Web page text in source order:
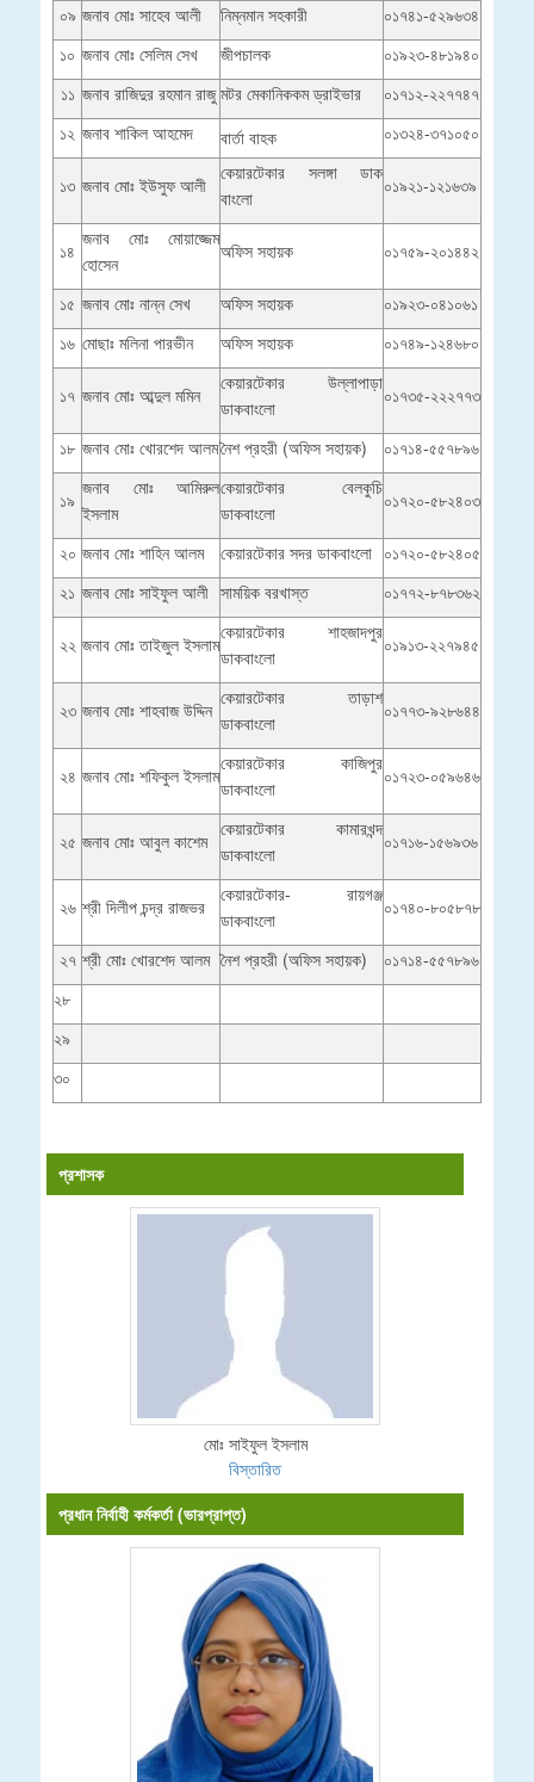
০৯ জনাব মোঃ সাহেব আলী নিম্নমান সহকারী
০১৭৪১-৫২৯৬৩৪
১০ জনাব মোঃ সেলিম সেখ জীপচালক
০১৯২৩-৪৮১৯৪০
১১ জনাব রাজিদুর রহমান রাজু মটর মেকানিককম ড্রাইভার
০১৭১২-২২৭৭৪৭
১২ জনাব শাকিল আহমেদ বার্তা বাহক ০১৩২৪-৩৭১০৫০
১৩ জনাব মোঃ ইউসুফ আলী
কেয়ারটেকার সলঙ্গা ডাক
বাংলো
০১৯২১-১২১৬৩৯
১৪
জনাব মোঃ মোয়াজ্জেম
হোসেন
অফিস সহায়ক ০১৭৫৯-২০১৪৪২
১৫ জনাব মোঃ নান্ন সেখ অফিস সহায়ক
০১৯২৩-০৪১০৬১
১৬ মোছাঃ মলিনা পারভীন অফিস সহায়ক ০১৭৪৯-১২৪৬৮০
১৭ জনাব মোঃ আব্দুল মমিন
কেয়ারটেকার উল্লাপাড়া
ডাকবাংলো
০১৭৩৫-২২২৭৭৩
১৮ জনাব মোঃ খোরশেদ আলমনৈশ প্রহরী (অফিস সহায়ক) ০১৭১৪-৫৫৭৮৯৬
১৯
জনাব মোঃ আমিরুল
ইসলাম
কেয়ারটেকার বেলকুচি
ডাকবাংলো
০১৭২০-৫৮২৪০৩
২০ জনাব মোঃ শাহিন আলম কেয়ারটেকার সদর ডাকবাংলো ০১৭২০-৫৮২৪০৫
২১ জনাব মোঃ সাইফুল আলী সাময়িক বরখাস্ত ০১৭৭২-৮৭৮৩৬২
২২ জনাব মোঃ তাইজুল ইসলাম
কেয়ারটেকার শাহজাদপুর
ডাকবাংলো
০১৯১৩-২২৭৯৪৫
২৩ জনাব মোঃ শাহবাজ উদ্দিন
কেয়ারটেকার তাড়াশ
ডাকবাংলো
০১৭৭৩-৯২৮৬৪৪
২৪ জনাব মোঃ শফিকুল ইসলাম
কেয়ারটেকার কাজিপুর
ডাকবাংলো
০১৭২৩-০৫৯৬৪৬
২৫ জনাব মোঃ আবুল কাশেম
কেয়ারটেকার কামারখন্দ
ডাকবাংলো
০১৭১৬-১৫৬৯৩৬
২৬ শ্রী দিলীপ চন্দ্র রাজভর
কেয়ারটেকার- রায়গঞ্জ
ডাকবাংলো
০১৭৪০-৮০৫৮৭৮
২৭ শ্রী মোঃ খোরশেদ আলম নৈশ প্রহরী (অফিস সহায়ক)
০১৭১৪-৫৫৭৮৯৬
২৮
২৯
৩০
প্রশাসক
মোঃ সাইফুল ইসলাম
বিস্তারিত
প্রধান নির্বাহী কর্মকর্তা (ভারপ্রাপ্ত)